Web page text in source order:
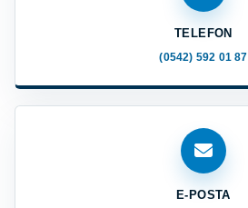
TELEFON
(0542) 592 01 87
E-POSTA